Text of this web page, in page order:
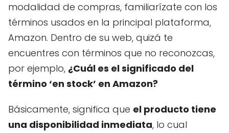
modalidad de compras, familiarízate con los
términos usados en la principal plataforma,
Amazon. Dentro de su web, quizá te
encuentres con términos que no reconozcas,
por ejemplo, ¿Cuál es el significado del
término ‘en stock’ en Amazon?
Básicamente, significa que el producto tiene
una disponibilidad inmediata, lo cual